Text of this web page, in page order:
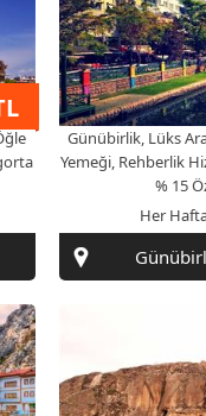
Günübirlik, Lüks
Yemeği, Rehberlik
% 15
Her